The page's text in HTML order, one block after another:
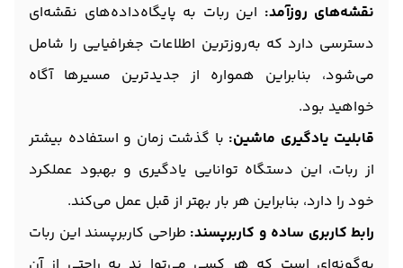
نقشه‌های روزآمد: این ربات به پایگاه‌داده‌های نقشه‌ای
دسترسی دارد که به‌روزترین اطلاعات جغرافیایی را شامل
می‌شود، بنابراین همواره از جدیدترین مسیرها آگاه
خواهید بود.
قابلیت یادگیری ماشین: با گذشت زمان و استفاده بیشتر
از ربات، این دستگاه توانایی یادگیری و بهبود عملکرد
خود را دارد، بنابراین هر بار بهتر از قبل عمل می‌کند.
رابط کاربری ساده و کاربرپسند: طراحی کاربرپسند این ربات